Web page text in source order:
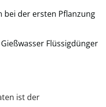
bei der ersten Pflanzung
Flüssigdünger
ist der